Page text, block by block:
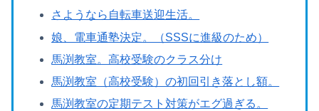
さようなら自転車送迎生活。
娘、電車通塾決定。（SSSに進級のため）
馬渕教室。高校受験のクラス分け
馬渕教室（高校受験）の初回引き落とし額。
馬渕教室の定期テスト対策がエグ過ぎる。